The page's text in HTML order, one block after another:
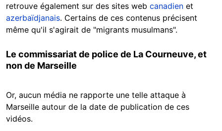
retrouve également sur des sites web canadien et
azerbaïdjanais. Certains de ces contenus précisent
même qu'il s'agirait de "migrants musulmans".
Le commissariat de police de La Courneuve, et
non de Marseille
Or, aucun média ne rapporte une telle attaque à
Marseille autour de la date de publication de ces
vidéos.